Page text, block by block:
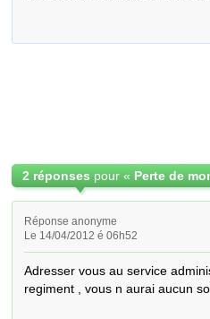
2 réponses pour «
Réponse anonyme
Le 14/04/2012 é 06h52
Adresser vous au service
regiment , vous n aurai aucun